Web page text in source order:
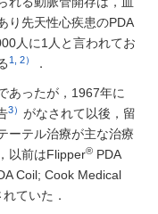
り先天性心疾患のPDA
人に1人と言われてお
1, 2） ．
あったが，1967年に
3） がなされて以後，留
ーテル治療が主な治療
以前はFlipper® PDA
Coil; Cook Medical
ていた．